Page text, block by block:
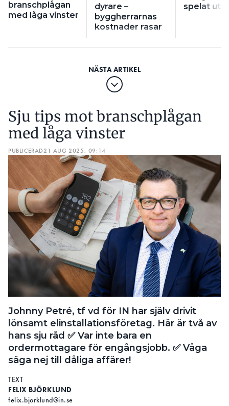
branschplågan
med låga vinster
dyrare –
byggherrarnas
kostnader rasar
spelat ut
Sju tips mot branschplågan
med låga vinster
PUBLICERAD21 AUG 2025, 09:14
Johnny Petré, tf vd för IN har själv drivit
lönsamt elinstallationsföretag. Här är två av
hans sju råd ✅ Var inte bara en
ordermottagare för engångsjobb. ✅ Våga
säga nej till dåliga affärer!
TEXT
FELIX BJÖRKLUND
felix.bjorklund@in.se